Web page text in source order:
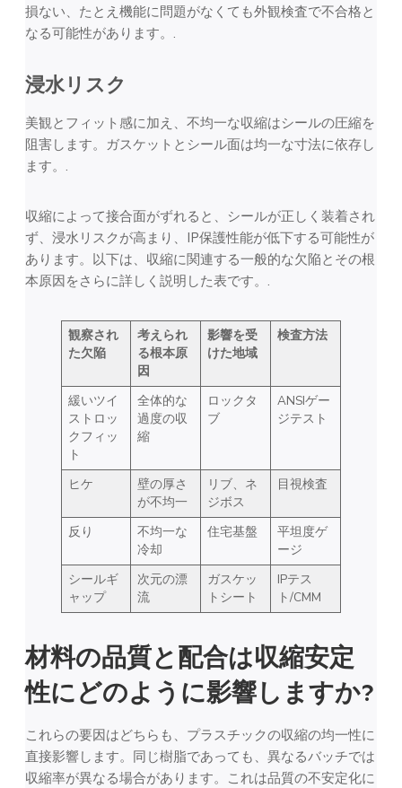
損ない、たとえ機能に問題がなくても外観検査で不合格と
なる可能性があります。.
浸水リスク
美観とフィット感に加え、不均一な収縮はシールの圧縮を
阻害します。ガスケットとシール面は均一な寸法に依存し
ます。.
収縮によって接合面がずれると、シールが正しく装着され
ず、浸水リスクが高まり、IP保護性能が低下する可能性が
あります。以下は、収縮に関連する一般的な欠陥とその根
本原因をさらに詳しく説明した表です。.
観察され
た欠陥
考えられ
る根本原
因
影響を受
けた地域
検査方法
緩いツイ
ストロッ
クフィッ
ト
全体的な
過度の収
縮
ロックタ
ブ
ANSIゲー
ジテスト
ヒケ
壁の厚さ
が不均一
リブ、ネ
ジボス
目視検査
反り
不均一な
冷却
住宅基盤
平坦度ゲ
ージ
シールギ
ャップ
次元の漂
流
ガスケッ
トシート
IPテス
ト/CMM
材料の品質と配合は収縮安定
性にどのように影響しますか?
これらの要因はどちらも、プラスチックの収縮の均一性に
直接影響します。同じ樹脂であっても、異なるバッチでは
収縮率が異なる場合があります。これは品質の不安定化に